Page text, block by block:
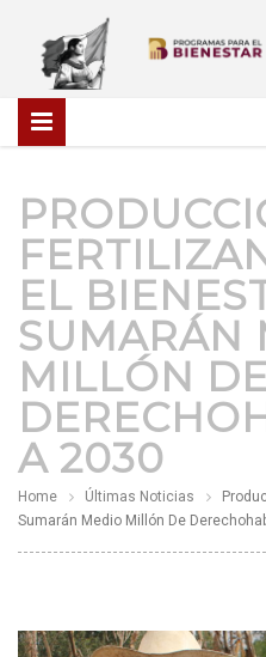
EL
SUMARÁN
MILLÓN
A 2030
Home Últimas Noticias
Sumarán Medio Millón De